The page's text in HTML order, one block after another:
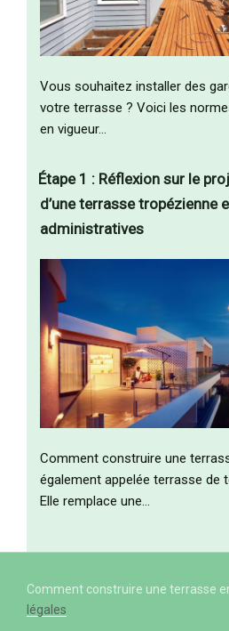
Vous souhaitez installer des
votre terrasse ? Voici les
en vigueur…
Étape 1 : Réflexion sur le
d’une terrasse tropézienne
administratives
Comment construire une
également appelée terrasse de
Elle remplace une…
Comment construire une terrasse
légales